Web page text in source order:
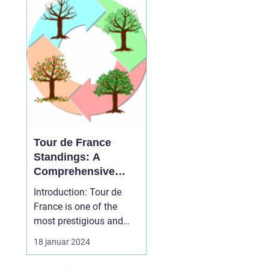
delves into the history,
significance, and
evolution of the Tour de
France Start, provid...
Tour de France
Standings: A
Comprehensive
Guide for Sports
Enthusiasts
Introduction: Tour de
France is one of the
most prestigious and
grueling bicycle races in
the world. With its rich
18 januar 2024